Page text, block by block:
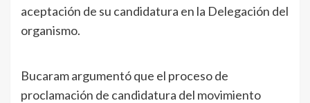
aceptación de su candidatura en la Delegación del
organismo.
Bucaram argumentó que el proceso de
proclamación de candidatura del movimiento